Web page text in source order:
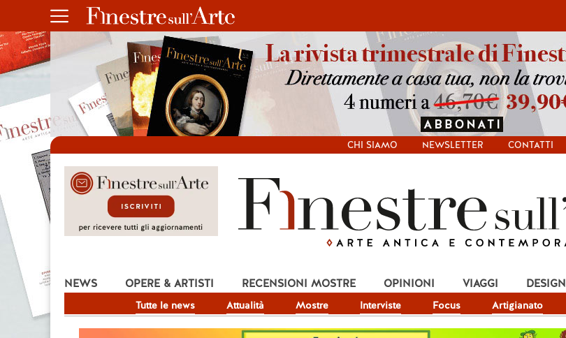
CHI SIAMO NEWSLETTER CONTATTI
NEWS
Tutte le news Attualità Mostre Interviste Focus Artigianato
OPERE & ARTISTI RECENSIONI MOSTRE OPINIONI VIAGGI DESIGN